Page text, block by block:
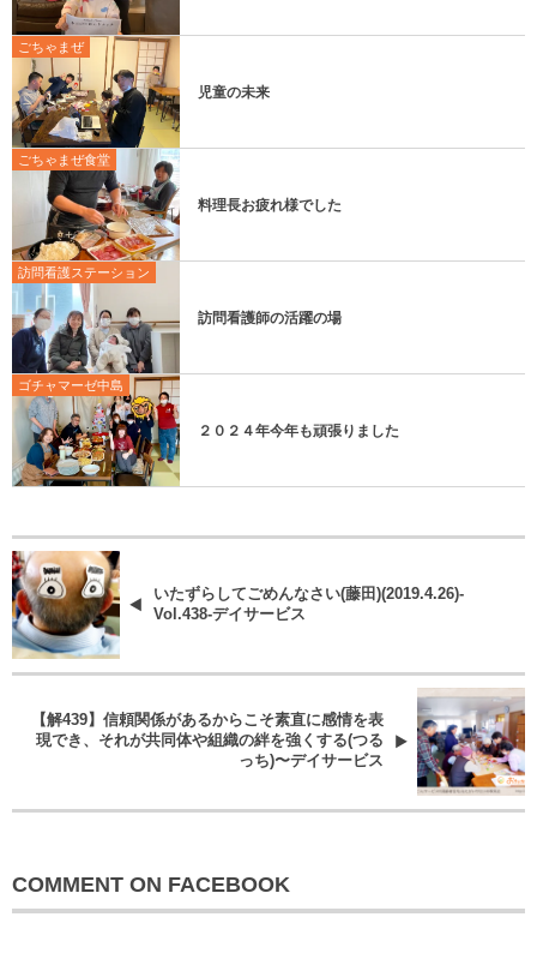
ごちゃまぜ
児童の未来
ごちゃまぜ食堂
料理長お疲れ様でした
訪問看護ステーション
訪問看護師の活躍の場
ゴチャマーゼ中島
２０２４年今年も頑張りました
いたずらしてごめんなさい(藤田)(2019.4.26)-
Vol.438-デイサービス
【解439】信頼関係があるからこそ素直に感情を表
現でき、それが共同体や組織の絆を強くする(つる
っち)〜デイサービス
COMMENT ON FACEBOOK